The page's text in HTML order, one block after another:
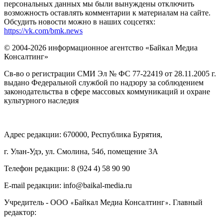
персональных данных мы были вынуждены отключить
возможность оставлять комментарии к материалам на сайте.
Обсудить новости можно в наших соцсетях:
https://vk.com/bmk.news
© 2004-2026 информационное агентство «Байкал Медиа
Консалтинг»
Св-во о регистрации СМИ Эл № ФС 77-22419 от 28.11.2005 г.
выдано Федеральной службой по надзору за соблюдением
законодательства в сфере массовых коммуникаций и охране
культурного наследия
Адрес редакции: 670000, Республика Бурятия,
г. Улан-Удэ, ул. Смолина, 54б, помещение 3А
Телефон редакции: ‎‎8 (924 4) 58 90 90
E-mail редакции: info@baikal-media.ru
Учредитель - ООО «Байкал Медиа Консалтинг». Главный
редактор: